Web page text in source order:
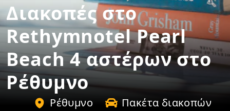
Διακοπές στο
Rethymnotel Pearl
Beach 4 αστέρων στο
Ρέθυμνο
Ρέθυμνο Πακέτα διακοπών